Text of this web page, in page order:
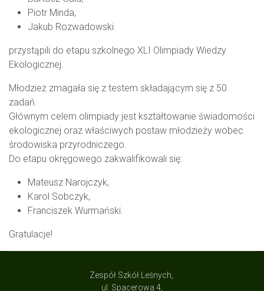
Piotr Minda,
Jakub Rozwadowski.
przystąpili do etapu szkolnego XLI Olimpiady Wiedzy
Ekologicznej.
Młodzież zmagała się z testem składającym się z 50
zadań.
Głównym celem olimpiady jest kształtowanie świadomości
ekologicznej oraz właściwych postaw młodzieży wobec
środowiska przyrodniczego.
Do etapu okręgowego zakwalifikowali się:
Mateusz Narojczyk,
Karol Sobczyk,
Franciszek Wurmański.
Gratulacje!
Zespół Szkół Leśnych,
ul. Spacerowa 4,